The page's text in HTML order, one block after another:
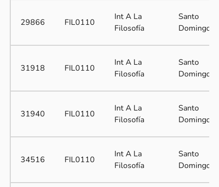
29866 FIL0110
Int A La
Filosofía
Santo
Domingo
31918 FIL0110
Int A La
Filosofía
Santo
Domingo
31940 FIL0110
Int A La
Filosofía
Santo
Domingo
34516 FIL0110
Int A La
Filosofía
Santo
Domingo